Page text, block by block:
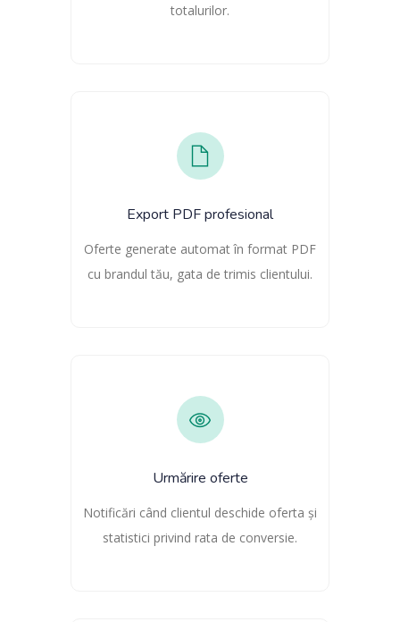
totalurilor.
Export PDF profesional
Oferte generate automat în format PDF
cu brandul tău, gata de trimis clientului.
Urmărire oferte
Notificări când clientul deschide oferta și
statistici privind rata de conversie.